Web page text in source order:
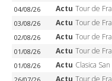
04/08/26 Actu Tour de France Femmes
03/08/26 Actu Tour de France Femmes
02/08/26 Actu Tour de France Femmes
01/08/26 Actu Tour de France Femmes
01/08/26 Actu Clasica San Sebastian
Actu Tour de France 2026 –